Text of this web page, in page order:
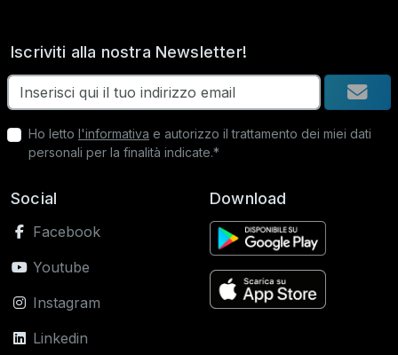
Iscriviti alla nostra Newsletter!
Ho letto l'informativa e autorizzo il trattamento dei miei dati
personali per la finalità indicate.*
Social
Facebook
Youtube
Instagram
Linkedin
Download